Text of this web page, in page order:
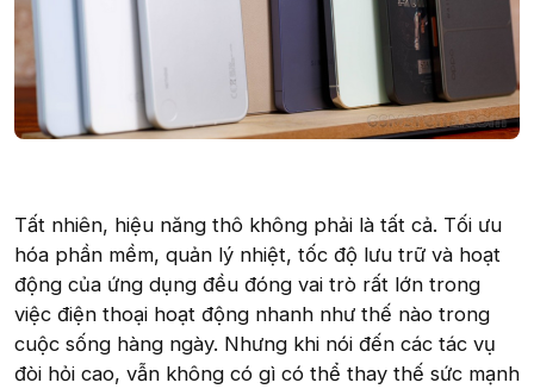
Tất nhiên, hiệu năng thô không phải là tất cả. Tối ưu
hóa phần mềm, quản lý nhiệt, tốc độ lưu trữ và hoạt
động của ứng dụng đều đóng vai trò rất lớn trong
việc điện thoại hoạt động nhanh như thế nào trong
cuộc sống hàng ngày. Nhưng khi nói đến các tác vụ
đòi hỏi cao, vẫn không có gì có thể thay thế sức mạnh